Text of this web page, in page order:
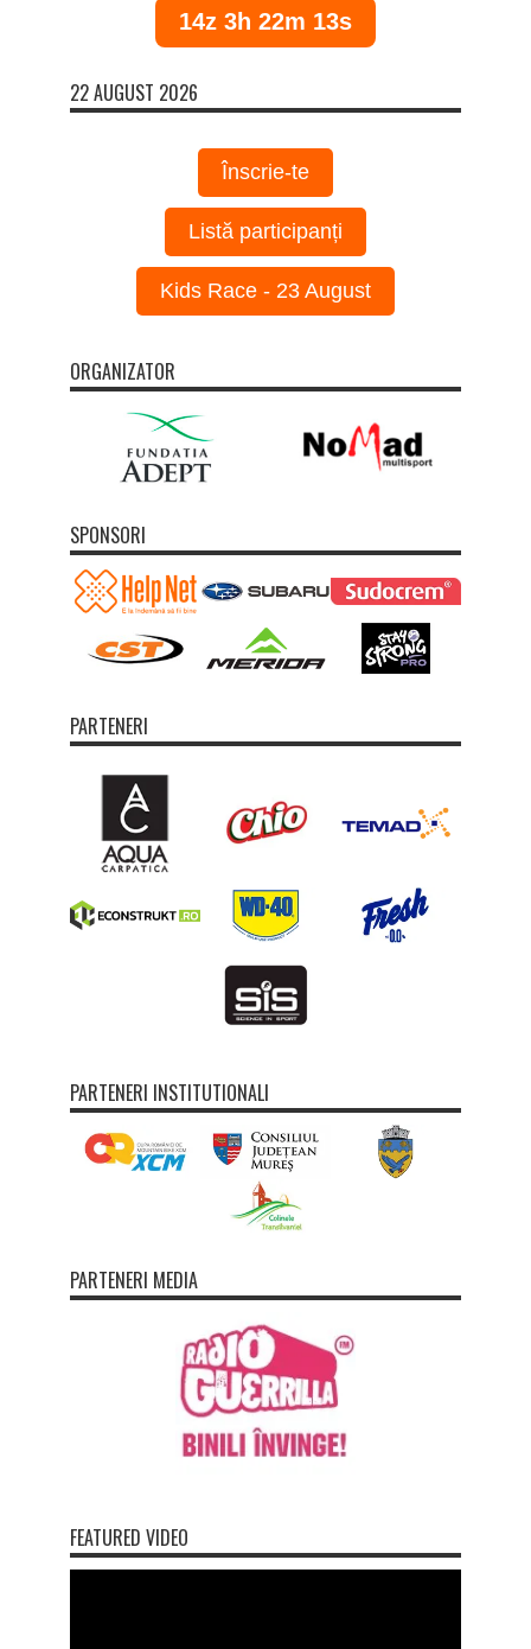
14z 3h 22m 13s
22 AUGUST 2026
Înscrie-te
Listă participanți
Kids Race - 23 August
ORGANIZATOR
SPONSORI
PARTENERI
PARTENERI INSTITUTIONALI
PARTENERI MEDIA
FEATURED VIDEO